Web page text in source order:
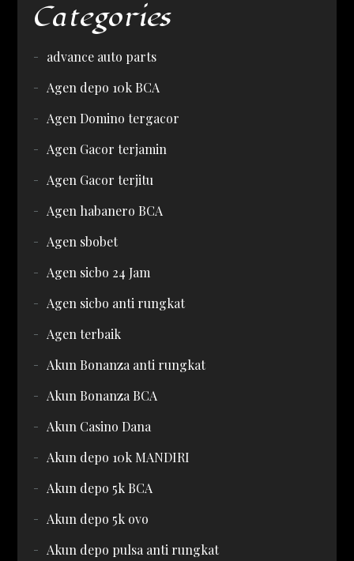
Categories
advance auto parts
Agen depo 10k BCA
Agen Domino tergacor
Agen Gacor terjamin
Agen Gacor terjitu
Agen habanero BCA
Agen sbobet
Agen sicbo 24 Jam
Agen sicbo anti rungkat
Agen terbaik
Akun Bonanza anti rungkat
Akun Bonanza BCA
Akun Casino Dana
Akun depo 10k MANDIRI
Akun depo 5k BCA
Akun depo 5k ovo
Akun depo pulsa anti rungkat